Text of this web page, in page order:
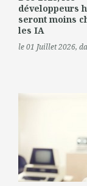
développeurs
seront moins
les IA
le 01 Juillet 2026,